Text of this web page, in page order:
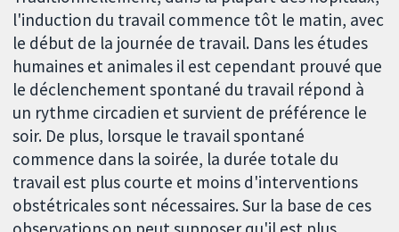
l'induction du travail commence tôt le matin, avec
le début de la journée de travail. Dans les études
humaines et animales il est cependant prouvé que
le déclenchement spontané du travail répond à
un rythme circadien et survient de préférence le
soir. De plus, lorsque le travail spontané
commence dans la soirée, la durée totale du
travail est plus courte et moins d'interventions
obstétricales sont nécessaires. Sur la base de ces